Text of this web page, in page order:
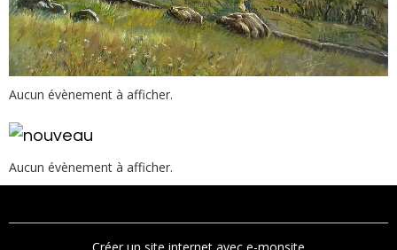
Aucun évènement à afficher.
Aucun évènement à afficher.